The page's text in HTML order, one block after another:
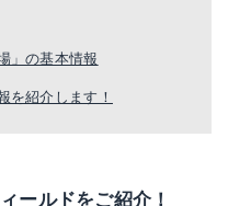
」の基本情報
を紹介します！
ールドをご紹介！